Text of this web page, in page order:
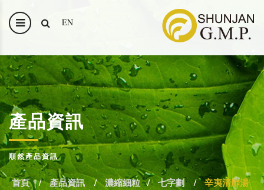
EN
產品資訊
順然產品資訊
首頁 產品資訊 濃縮細粒 七字劃 辛夷清肺湯